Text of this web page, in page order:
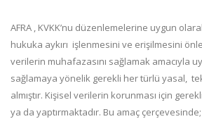
AFRA , KVKK’nu düzenlemelerine uygun
hukuka aykırı işlenmesini ve erişilmesini
verilerin muhafazasını sağlamak amacıyla
sağlamaya yönelik gerekli her türlü yasal,
almıştır. Kişisel verilerin korunması için
ya da yaptırmaktadır. Bu amaç çerçevesinde;